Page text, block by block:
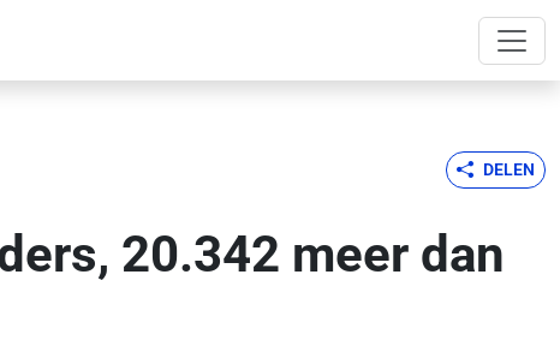
DELEN
20.342 meer dan